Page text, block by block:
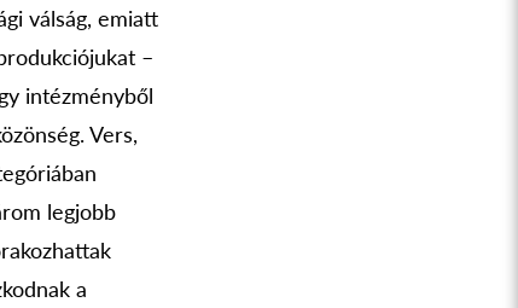
válság, emiatt
–
intézményből
Vers,
legjobb
a